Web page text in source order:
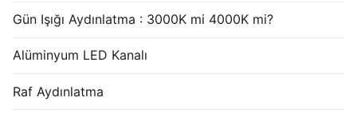
Gün Işığı Aydınlatma : 3000K mi 4000K mi?
Alüminyum LED Kanalı
Raf Aydınlatma